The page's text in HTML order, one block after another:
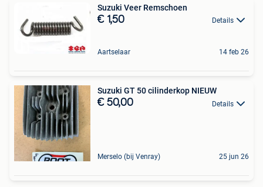
Suzuki Veer Remschoen
€ 1,50 Details
Aartselaar 14 feb 26
Suzuki GT 50 cilinderkop NIEUW
€ 50,00 Details
Merselo (bij Venray) 25 jun 26